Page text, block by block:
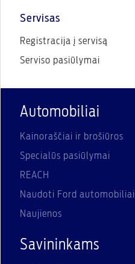
Servisas
Registracija į servisą
Serviso pasiūlymai
Automobiliai
Kainoraščiai ir brošiūros
Specialūs pasiūlymai
REACH
Naudoti Ford automobiliai
Naujienos
Savininkams